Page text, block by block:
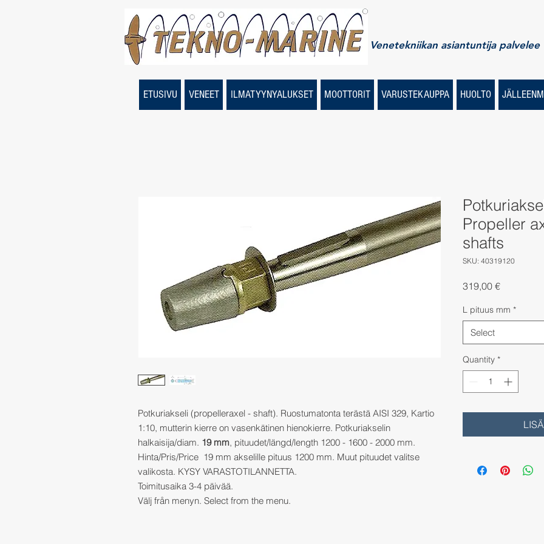
Venetekniikan asiantuntija palvelee
ETUSIVU VENEET ILMATYYNYALUKSET MOOTTORIT VARUSTEKAUPPA HUOLTO
Potkuriakseli (propelleraxel - shaft). Ruostumatonta terästä AISI 329, Kartio
1:10, mutterin kierre on vasenkätinen hienokierre. Potkuriakselin
halkaisija/diam. 19 mm, pituudet/längd/length 1200 - 1600 - 2000 mm.
Hinta/Pris/Price 19 mm akselille pituus 1200 mm. Muut pituudet valitse
valikosta. KYSY VARASTOTILANNETTA.
Toimitusaika 3-4 päivää.
Välj från menyn. Select from the menu.
Propeller
shafts
SKU: 40319120
319,00 €Price
L pituus mm *
Select
Quantity *